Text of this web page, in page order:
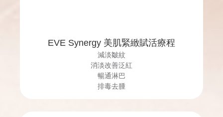
EVE Synergy 美肌緊緻賦活療程
減淡皺紋
消淡改善泛紅
暢通淋巴
排毒去腫